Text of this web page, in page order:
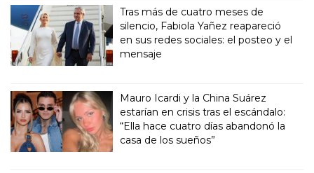
Tras más de cuatro meses de
silencio, Fabiola Yañez reapareció
en sus redes sociales: el posteo y el
mensaje
Mauro Icardi y la China Suárez
estarían en crisis tras el escándalo:
“Ella hace cuatro días abandonó la
casa de los sueños”